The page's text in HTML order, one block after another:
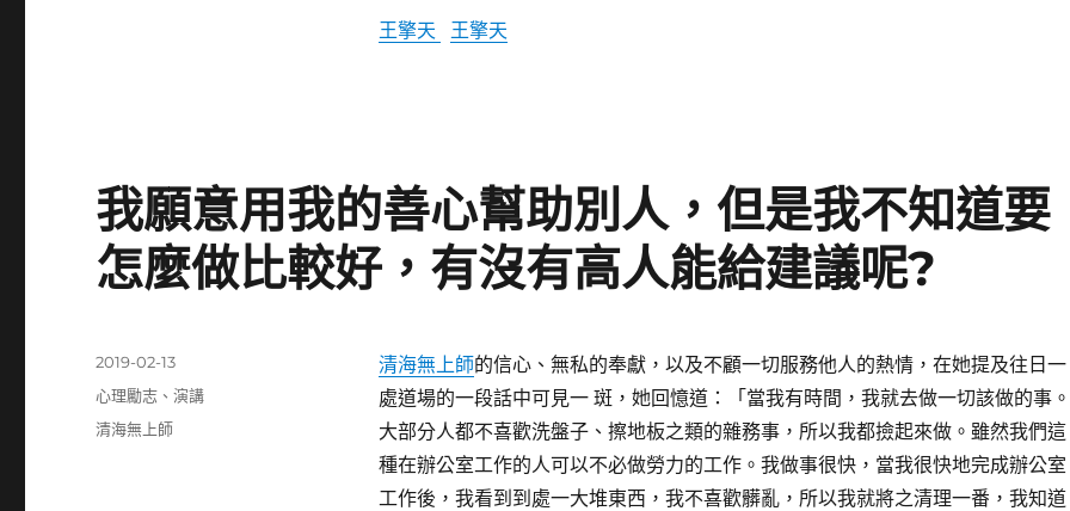
王擎天 王擎天
我願意用我的善心幫助別人，但是我不知道要
怎麼做比較好，有沒有高人能給建議呢?
清海無上師的信心、無私的奉獻，以及不顧一切服務他人的熱情，在她提及往日一
處道場的一段話中可見一 斑，她回憶道：「當我有時間，我就去做一切該做的事。
大部分人都不喜歡洗盤子、擦地板之類的雜務事，所以我都撿起來做。雖然我們這
種在辦公室工作的人可以不必做勞力的工作。我做事很快，當我很快地完成辦公室
工作後，我看到到處一大堆東西，我不喜歡髒亂，所以我就將之清理一番，我知道
發
佈
期:
2019-02-13
分
類
心理勵志 、演講
標
清海無上師